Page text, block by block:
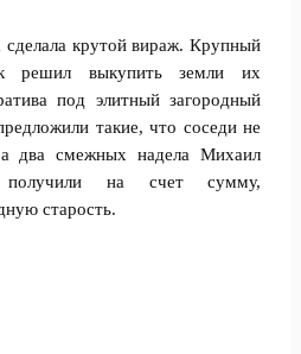
сделала крутой вираж. Крупный
решил выкупить земли их
под элитный загородный
такие, что соседи не
два смежных надела Михаил
на счет сумму,
старость.